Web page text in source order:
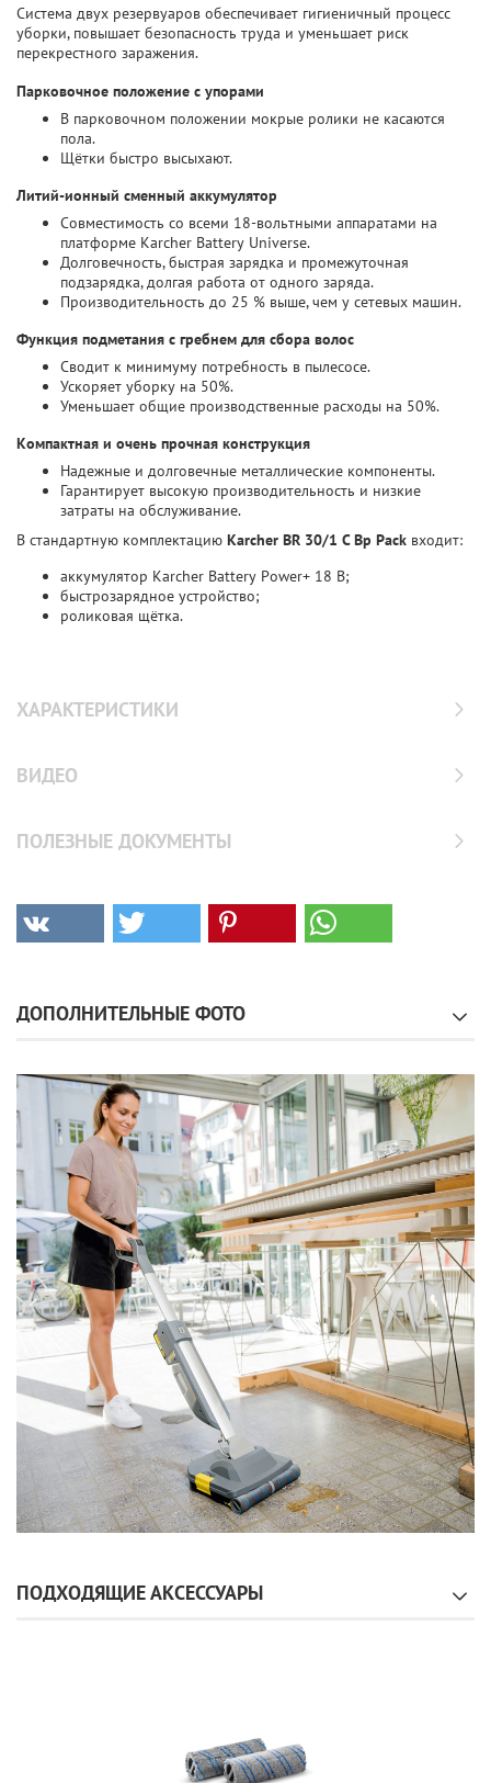
Система двух резервуаров обеспечивает гигиеничный процесс
уборки, повышает безопасность труда и уменьшает риск
перекрестного заражения.
Парковочное положение с упорами
В парковочном положении мокрые ролики не касаются
пола.
Щётки быстро высыхают.
Литий-ионный сменный аккумулятор
Совместимость со всеми 18-вольтными аппаратами на
платформе Karcher Battery Universe.
Долговечность, быстрая зарядка и промежуточная
подзарядка, долгая работа от одного заряда.
Производительность до 25 % выше, чем у сетевых машин.
Функция подметания с гребнем для сбора волос
Сводит к минимуму потребность в пылесосе.
Ускоряет уборку на 50%.
Уменьшает общие производственные расходы на 50%.
Компактная и очень прочная конструкция
Надежные и долговечные металлические компоненты.
Гарантирует высокую производительность и низкие
затраты на обслуживание.
В стандартную комплектацию Karcher BR 30/1 C Bp Pack входит:
аккумулятор Karcher Battery Power+ 18 В;
быстрозарядное устройство;
роликовая щётка.
ХАРАКТЕРИСТИКИ
ВИДЕО
ПОЛЕЗНЫЕ ДОКУМЕНТЫ
ДОПОЛНИТЕЛЬНЫЕ ФОТО
ПОДХОДЯЩИЕ АКСЕССУАРЫ